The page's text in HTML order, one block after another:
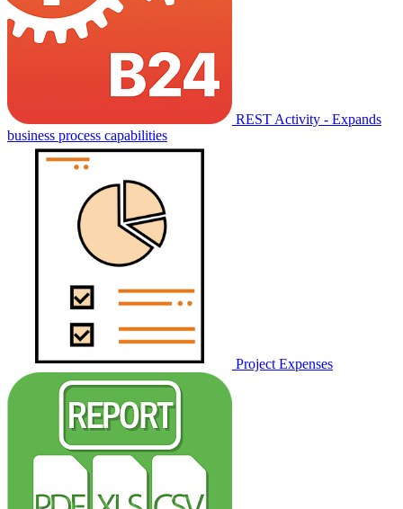
REST Activity - Expands
business process capabilities
Project Expenses